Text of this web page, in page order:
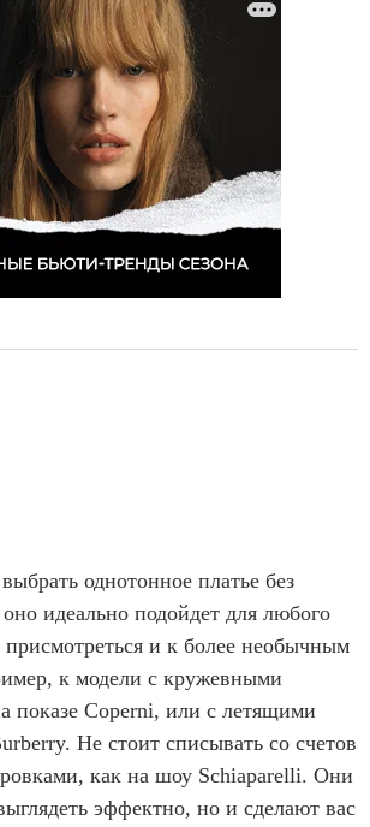
однотонное платье без
идеально подойдет для любого
и к более необычным
к модели с кружевными
показе Coperni, или с летящими
Не стоит списывать со счетов
как на шоу Schiaparelli. Они
эффектно, но и сделают вас